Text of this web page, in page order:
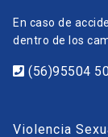
En caso de
dentro de los
(56)95504
Violencia